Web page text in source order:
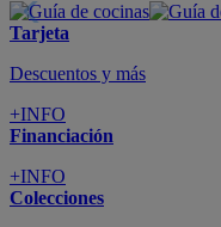
Tarjeta
Descuentos y más
+INFO
Financiación
+INFO
Colecciones